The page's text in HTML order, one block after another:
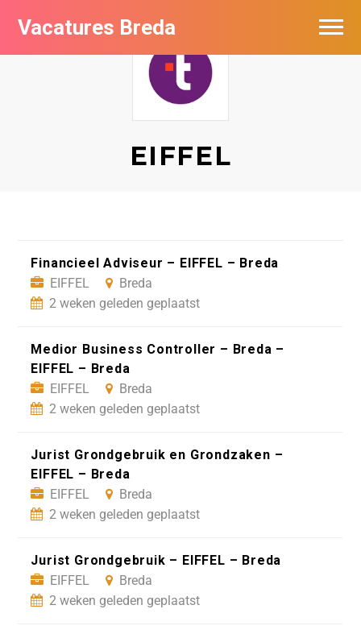
Vacatures Breda
EIFFEL
Financieel Adviseur – EIFFEL – Breda
EIFFEL
Breda
2 weken geleden geplaatst
Medior Business Controller – Breda –
EIFFEL – Breda
EIFFEL
Breda
2 weken geleden geplaatst
Jurist Grondgebruik en Grondzaken –
EIFFEL – Breda
EIFFEL
Breda
2 weken geleden geplaatst
Jurist Grondgebruik – EIFFEL – Breda
EIFFEL
Breda
2 weken geleden geplaatst
Vacatures per bedrijf in Breda
De populairste vacatures in Breda